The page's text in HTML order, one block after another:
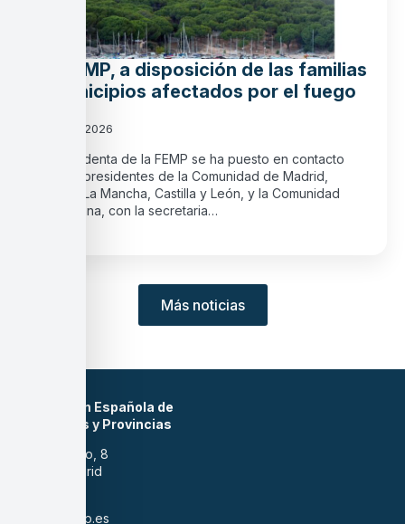
La FEMP, a disposición de las familias
y municipios afectados por el fuego
27 julio, 2026
La presidenta de la FEMP se ha puesto en contacto
con los presidentes de la Comunidad de Madrid,
Castilla-La Mancha, Castilla y León, y la Comunidad
Valenciana, con la secretaria…
Más noticias
Federación Española de
Municipios y Provincias
Calle Nuncio, 8
28005 Madrid
femp@femp.es